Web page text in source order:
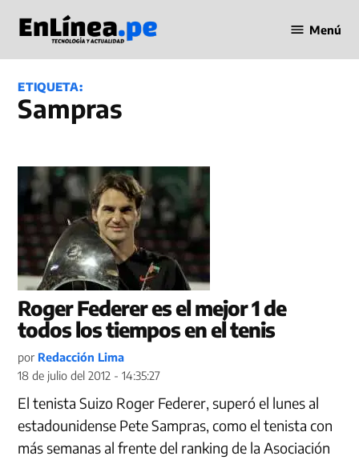
contenido
en Línea
Menú
ETIQUETA:
Sampras
Roger Federer es el mejor 1 de
todos los tiempos en el tenis
por Redacción Lima
18 de julio del 2012 - 14:35:27
El tenista Suizo Roger Federer, superó el lunes al
estadounidense Pete Sampras, como el tenista con
más semanas al frente del ranking de la Asociación